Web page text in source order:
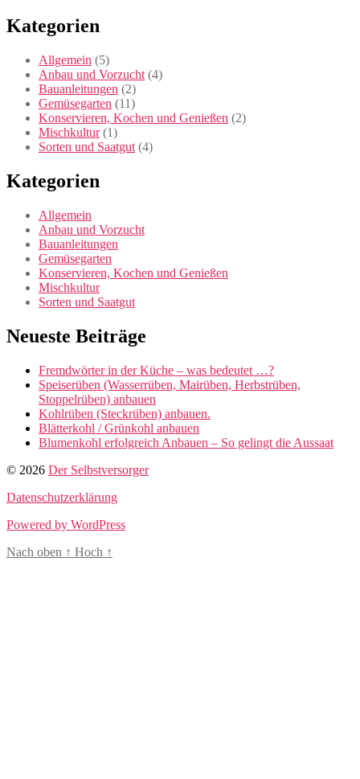
Kategorien
Allgemein (5)
Anbau und Vorzucht (4)
Bauanleitungen (2)
Gemüsegarten (11)
Konservieren, Kochen und Genießen (2)
Mischkultur(1)
Sorten und Saatgut (4)
Kategorien
Allgemein
Anbau und Vorzucht
Bauanleitungen
Gemüsegarten
Konservieren, Kochen und Genießen
Mischkultur
Sorten und Saatgut
Neueste Beiträge
Fremdwörter in der Küche – was bedeutet …?
Speiserüben (Wasserrüben, Mairüben, Herbstrüben,
Stoppelrüben) anbauen
Kohlrüben (Steckrüben) anbauen.
Blätterkohl / Grünkohl anbauen
Blumenkohl erfolgreich Anbauen – So gelingt die Aussaat
© 2026 Der Selbstversorger
Datenschutzerklärung
Powered by WordPress
Nach oben ↑ Hoch ↑